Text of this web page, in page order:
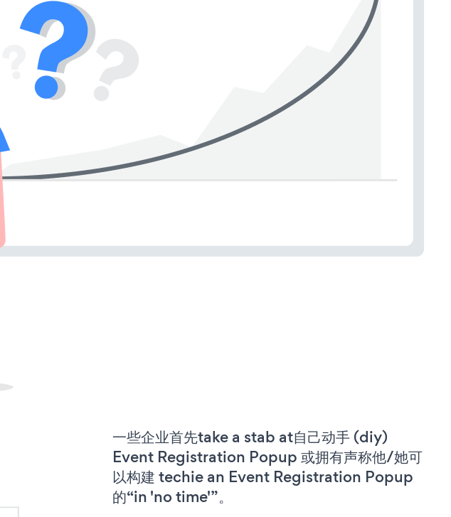
一些企业首先take a stab at自己动手 (diy)
Event Registration Popup 或拥有声称他/她可
以构建 techie an Event Registration Popup
的“in 'no time'”。